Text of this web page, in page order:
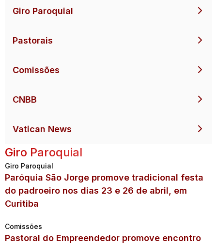
Giro Paroquial
Pastorais
Comissões
CNBB
Vatican News
Giro Paroquial
Giro Paroquial
Paróquia São Jorge promove tradicional festa
do padroeiro nos dias 23 e 26 de abril, em
Curitiba
Comissões
Pastoral do Empreendedor promove encontro